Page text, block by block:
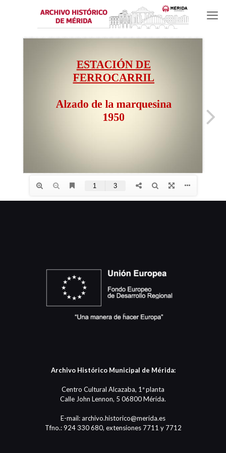
Archivo Histórico Municipal de Mérida:
Centro Cultural Alcazaba, 1ª planta
Calle John Lennon, 5 06800 Mérida.
E-mail: archivo.historico@merida.es
Tfno.: 924 330 680, extensiones 7711 y 7712